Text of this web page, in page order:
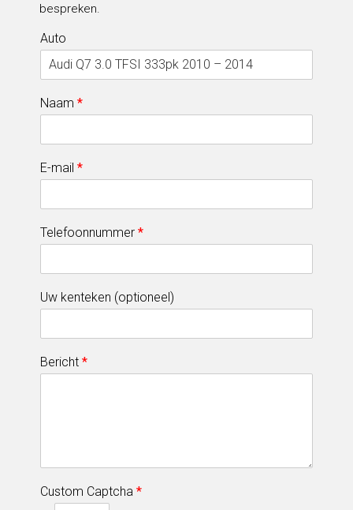
bespreken.
Auto
Naam *
E-mail *
Telefoonnummer *
Uw kenteken (optioneel)
Bericht *
Custom Captcha *